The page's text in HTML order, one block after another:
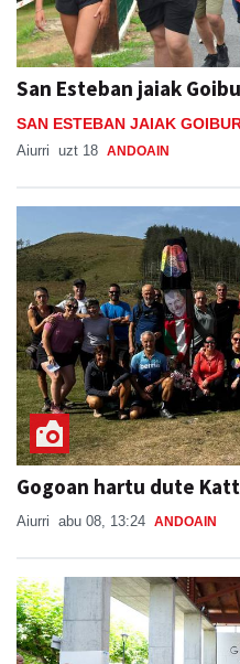
San Esteban jaiak
SAN ESTEBAN JAIAK
Aiurri uzt 18 ANDOAIN
Gogoan hartu dute
Aiurri abu 08, 13:24 ANDOAIN